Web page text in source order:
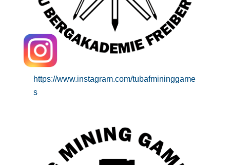
https://www.instagram.com/tubafmininggame
s